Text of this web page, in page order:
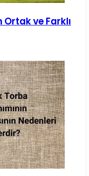
Ortak ve Farklı